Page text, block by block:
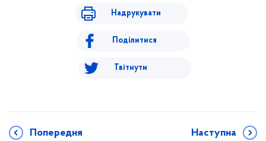
Надрукувати
Поділитися
Твітнути
Попередня Наступна